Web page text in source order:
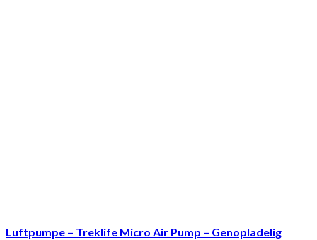
Luftpumpe – Treklife Micro Air Pump – Genopladelig